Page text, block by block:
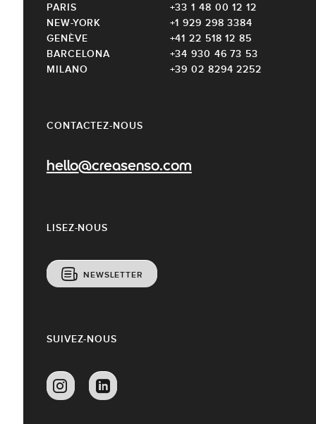
CONTACTEZ-NOUS
hello@creasenso.com
LISEZ-NOUS
NEWSLETTER
PARIS
+33 1 48 00 12 12
NEW-YORK
+1 929 298 3384
GENÈVE
+41 22 518 12 85
BARCELONA
+34 930 46 73 53
MILANO
+39 02 8294 2252
SUIVEZ-NOUS